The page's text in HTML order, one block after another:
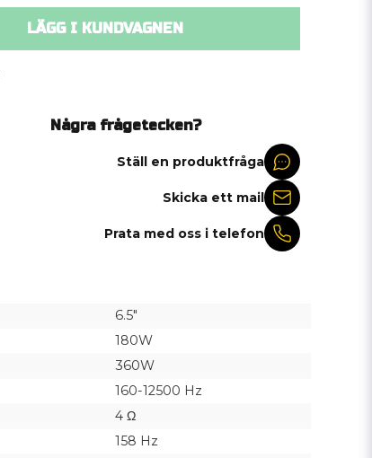
LÄGG I KUNDVAGNEN
Några frågetecken?
Ställ en produktfråga
Skicka ett mail
Prata med oss i telefon
6.5"
180W
360W
160-12500 Hz
4 Ω
158 Hz